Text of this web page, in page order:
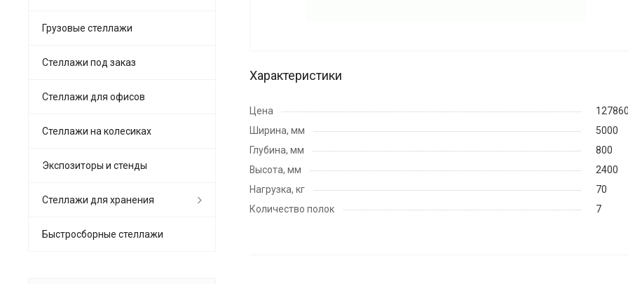
Характеристики
Цена
Ширина, мм
5000
Глубина, мм
800
Высота, мм
2400
Нагрузка, кг
70
Количество полок
7
Грузовые стеллажи
Стеллажи под заказ
Стеллажи для офисов
Cтеллажи на колесиках
Экспозиторы и стенды
Стеллажи для хранения
Быстросборные стеллажи